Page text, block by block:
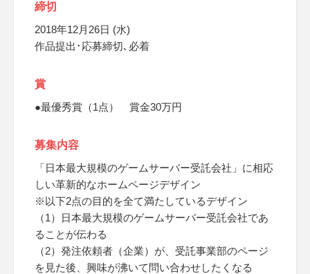
締切
2018年12月26日 (水)
作品提出･応募締切､必着
賞
●最優秀賞（1点） 賞金30万円
募集内容
「日本最大規模のゲームサーバー受託会社」に相応
しい革新的なホームページデザイン
※以下2点の目的を全て満たしているデザイン
（1）日本最大規模のゲームサーバー受託会社であ
ることが伝わる
（2）発注依頼者（企業）が、受託事業部のページ
を見た後、興味が沸いて問い合わせしたくなる